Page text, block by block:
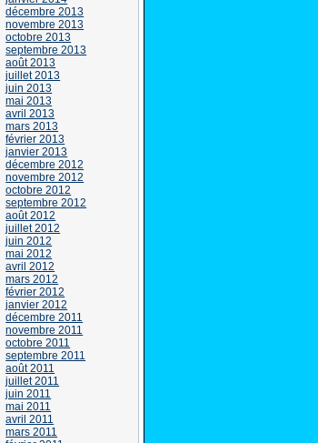
décembre 2013
novembre 2013
octobre 2013
septembre 2013
août 2013
juillet 2013
juin 2013
mai 2013
avril 2013
mars 2013
février 2013
janvier 2013
décembre 2012
novembre 2012
octobre 2012
septembre 2012
août 2012
juillet 2012
juin 2012
mai 2012
avril 2012
mars 2012
février 2012
janvier 2012
décembre 2011
novembre 2011
octobre 2011
septembre 2011
août 2011
juillet 2011
juin 2011
mai 2011
avril 2011
mars 2011